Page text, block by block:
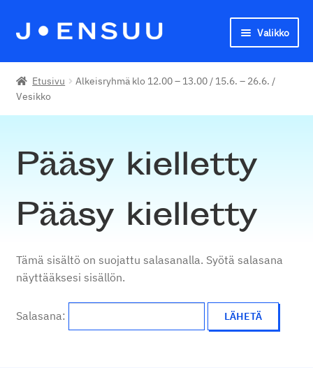
Siirry
Siirry
Valikko
Joensuun seudun kansalaisopisto
English
Etusivu
Alkeisryhmä klo 12.00 – 13.00 / 15.6. – 26.6. /
Vesikko
Pääsy kielletty
Pääsy kielletty
Tämä sisältö on suojattu salasanalla. Syötä salasana
näyttääksesi sisällön.
Salasana: